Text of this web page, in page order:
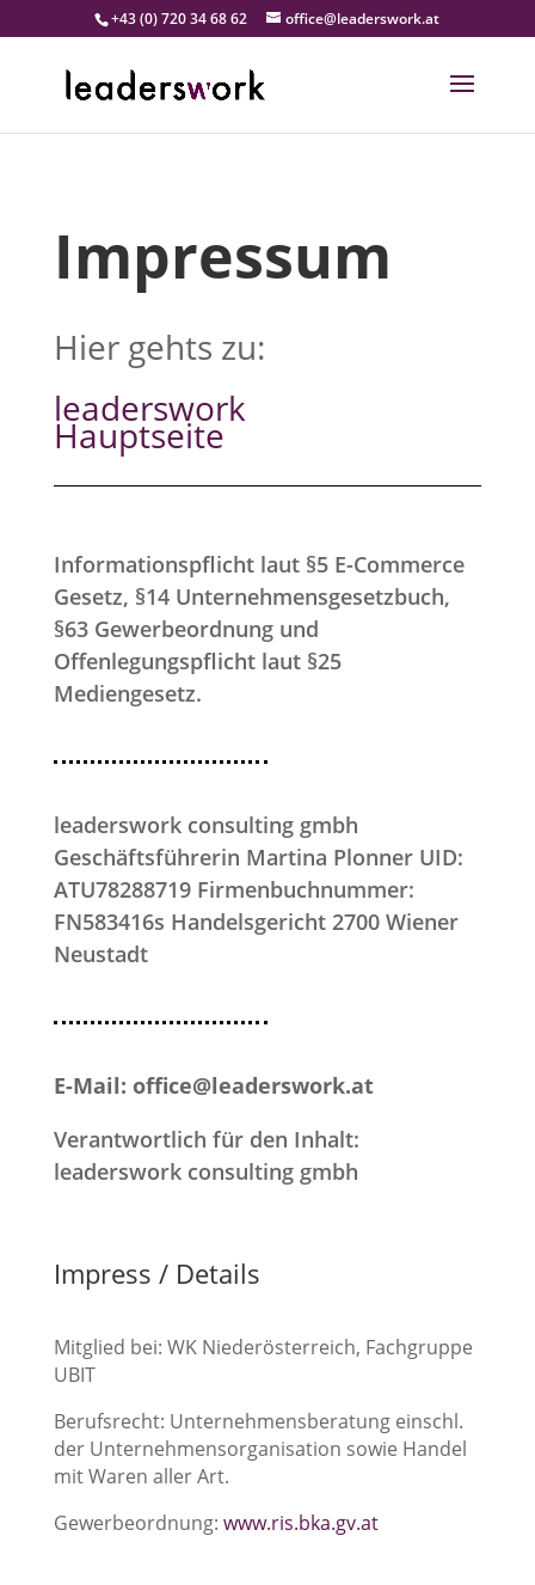
+43 (0) 720 34 68 62 office@leaderswork.at
Impressum
Hier gehts zu:
leaderswork
Hauptseite
Informationspflicht laut §5 E-Commerce
Gesetz, §14 Unternehmensgesetzbuch,
§63 Gewerbeordnung und
Offenlegungspflicht laut §25
Mediengesetz.
leaderswork consulting gmbh
Geschäftsführerin Martina Plonner UID:
ATU78288719 Firmenbuchnummer:
FN583416s Handelsgericht 2700 Wiener
Neustadt
E-Mail: office@leaderswork.at
Verantwortlich für den Inhalt:
leaderswork consulting gmbh
Impress / Details
Mitglied bei: WK Niederösterreich, Fachgruppe
UBIT
Berufsrecht: Unternehmensberatung einschl.
der Unternehmensorganisation sowie Handel
mit Waren aller Art.
Gewerbeordnung: www.ris.bka.gv.at